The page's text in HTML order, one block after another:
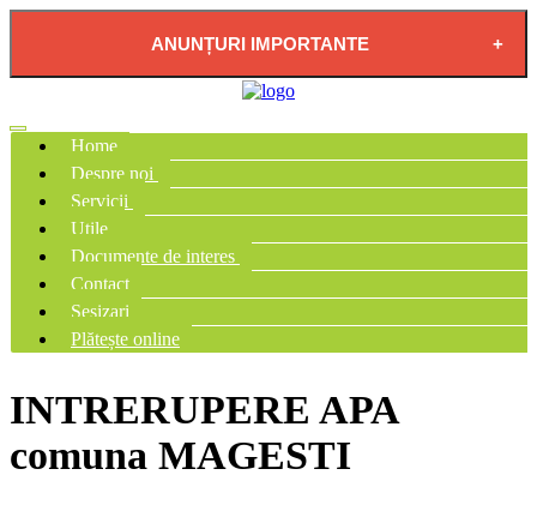
ANUNȚURI IMPORTANTE
APĂ POTABILĂ ÎN LOCALITATEA PĂDUREA
NEAGRĂ
Home
Despre noi
Servicii
Utile
Documente de interes
Contact
Sesizari
Plătește online
INTRERUPERE APA
comuna MAGESTI